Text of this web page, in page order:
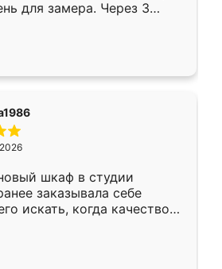
для замера. Через 3
уже готова. Остались
Спасибо Ренессанс
работу!
шкаф в студии
заказывала себе
искать, когда качеством
Служит кухня уже почти
нет.